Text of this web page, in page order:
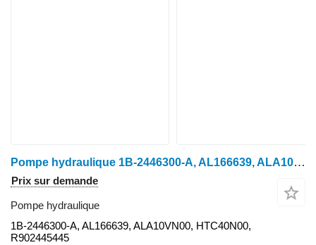
Pompe hydraulique 1B-2446300-A, AL166639, ALA10VN00, HTC40N00, R902445445 pour tracteur à roues John Deere
Prix sur demande
Pompe hydraulique
1B-2446300-A, AL166639, ALA10VN00, HTC40N00,
R902445445